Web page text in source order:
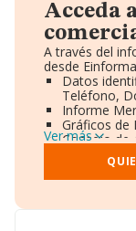
Acceda
A través del
desde
Datos
Teléfono,
Informe
Gráficos de
Consejo de
Directivos
Accionistas.
Ver más